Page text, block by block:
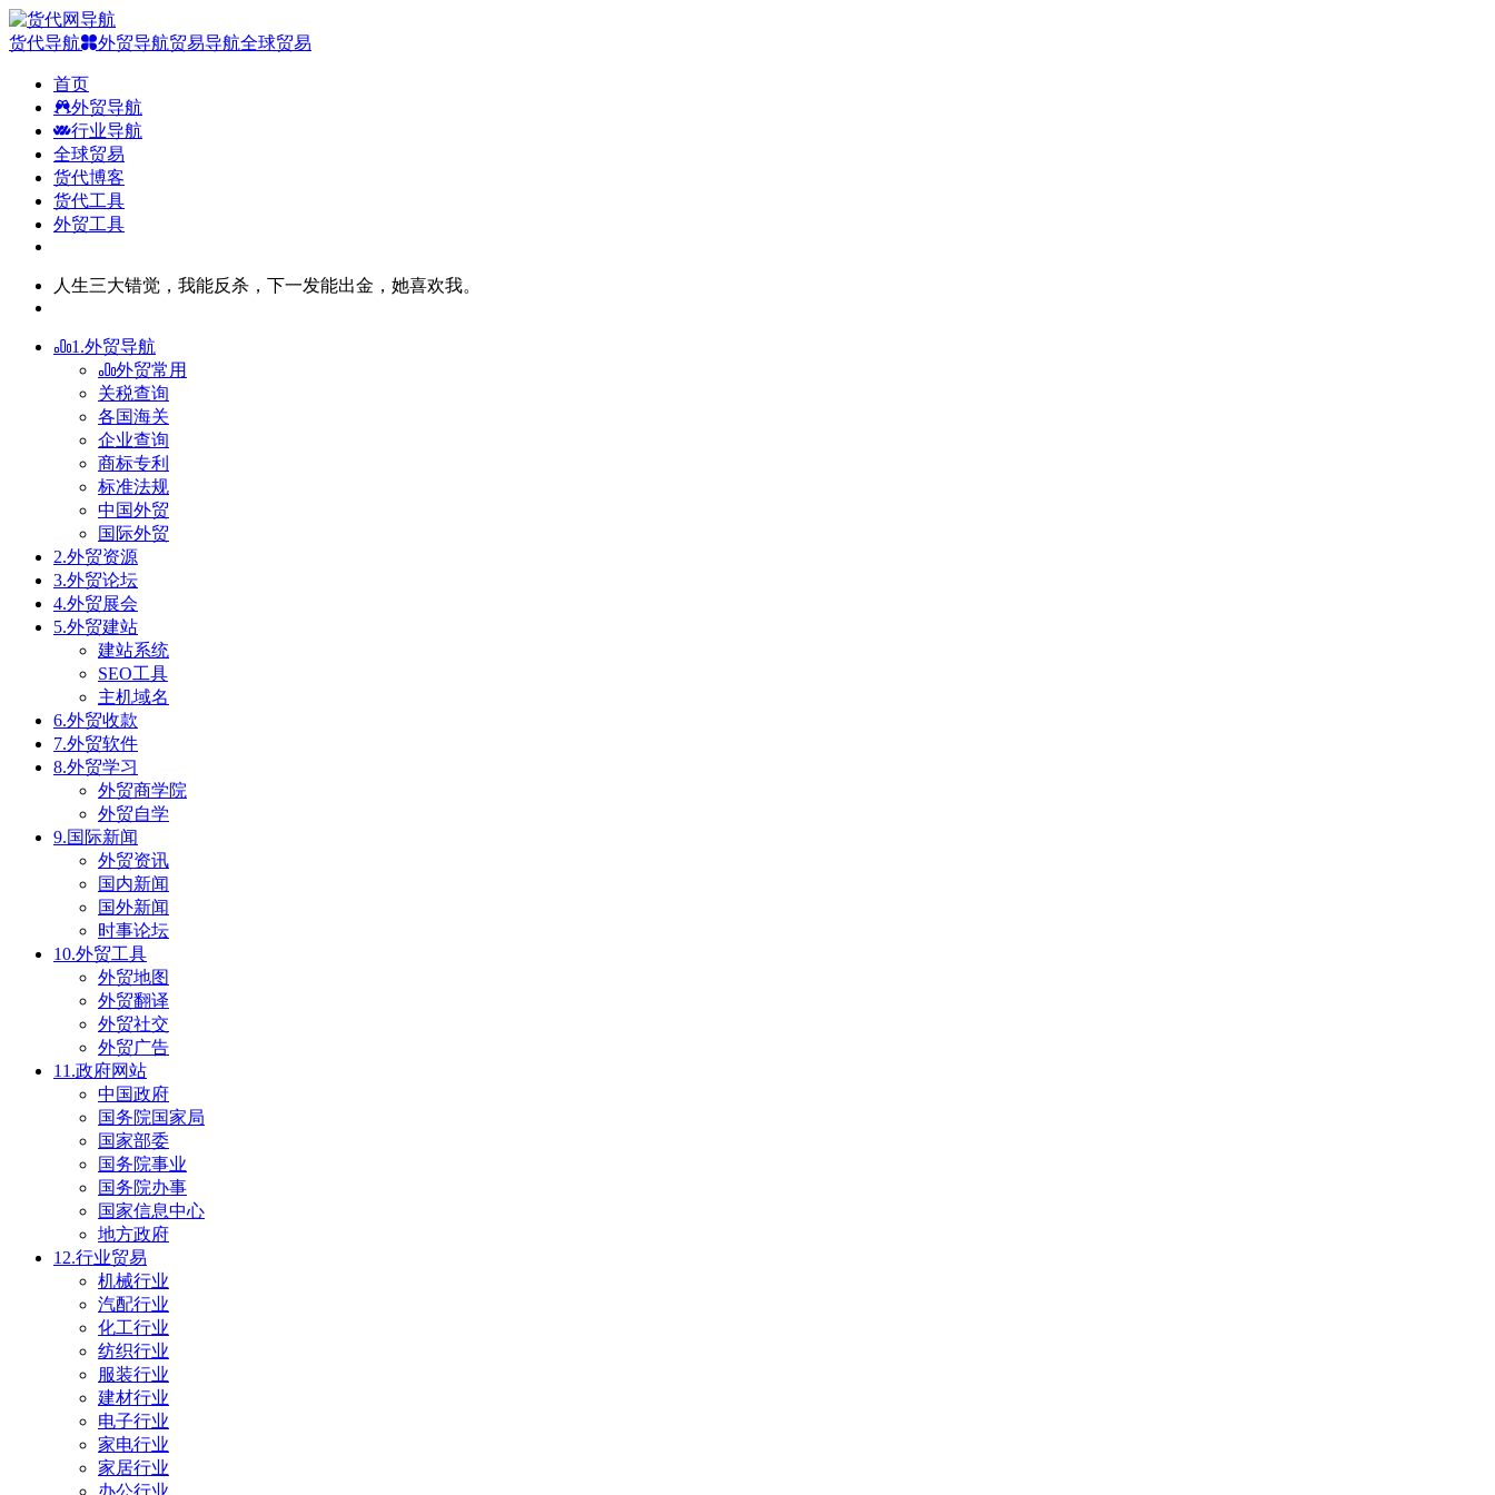
货代导航 外贸导航贸易导航全球贸易
首页
外贸导航
行业导航
全球贸易
货代博客
货代工具
外贸工具
人生三大错觉，我能反杀，下一发能出金，她喜欢我。
1.外贸导航
外贸常用
关税查询
各国海关
企业查询
商标专利
标准法规
中国外贸
国际外贸
2.外贸资源
3.外贸论坛
4.外贸展会
5.外贸建站
建站系统
SEO工具
主机域名
6.外贸收款
7.外贸软件
8.外贸学习
外贸商学院
外贸自学
9.国际新闻
外贸资讯
国内新闻
国外新闻
时事论坛
10.外贸工具
外贸地图
外贸翻译
外贸社交
外贸广告
11.政府网站
中国政府
国务院国家局
国家部委
国务院事业
国务院办事
国家信息中心
地方政府
12.行业贸易
机械行业
汽配行业
化工行业
纺织行业
服装行业
建材行业
电子行业
家电行业
家居行业
办公行业